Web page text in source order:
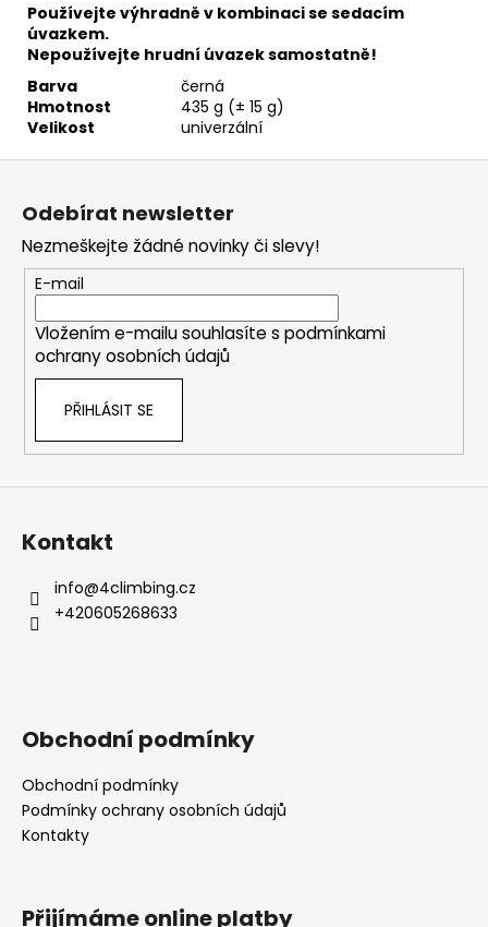
Používejte výhradně v kombinaci se sedacím
úvazkem.
Nepoužívejte hrudní úvazek samostatně!
Barva
černá
Hmotnost
435 g (± 15 g)
Velikost
univerzální
Z
Odebírat newsletter
Nezmeškejte žádné novinky či slevy!
E-mail
Vložením e-mailu souhlasíte s podmínkami
ochrany osobních údajů
PŘIHLÁSIT SE
Kontakt
info@4climbing.cz
+420605268633
Obchodní podmínky
Obchodní podmínky
Podmínky ochrany osobních údajů
Kontakty
Přijímáme online platby